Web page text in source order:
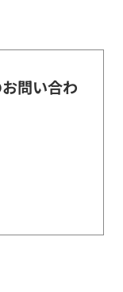
問い合わ